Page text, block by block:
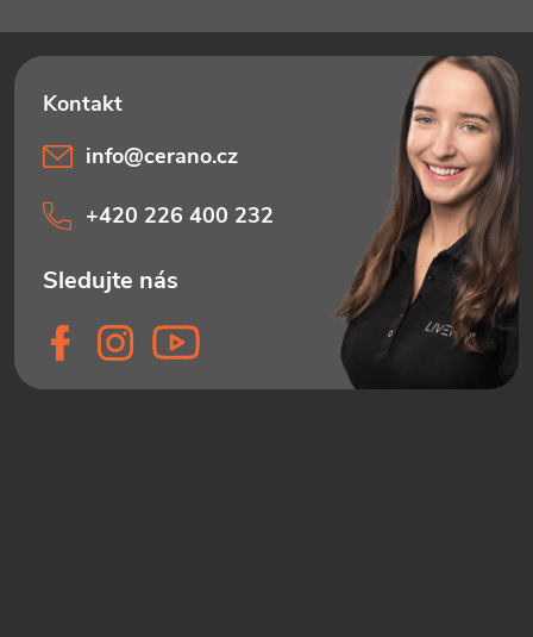
info@cerano.cz
+420 226 400 232